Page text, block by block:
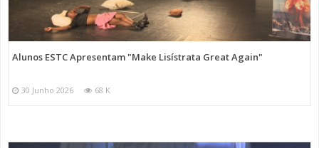
Alunos ESTC Apresentam "Make Lisístrata Great Again"
30 Junho 2026 68 K